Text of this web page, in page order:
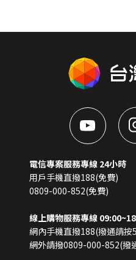
電信專案服務專線 24小時
用戶手機直撥188(免費)
0809-000-852(免費)
線上購物服務專線
網內手機直撥188(撥通請按
網外請撥0809-000-852(撥